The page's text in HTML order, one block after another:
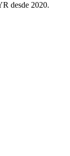
desde 2020.